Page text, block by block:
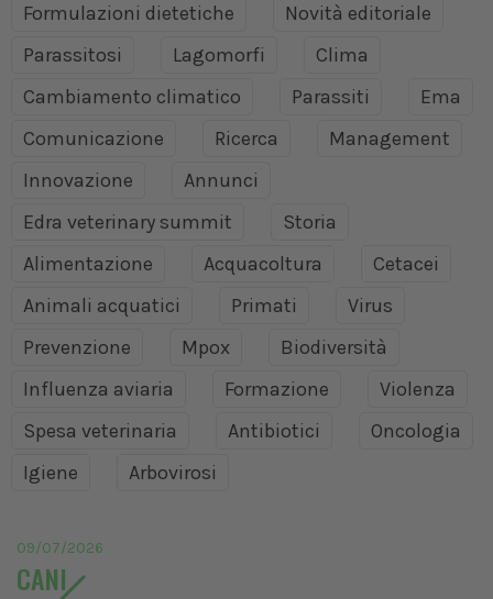
Formulazioni dietetiche
Novità editoriale
Parassitosi
Lagomorfi
Clima
Cambiamento climatico
Parassiti
Ema
Comunicazione
Ricerca
Management
Innovazione
Annunci
Edra veterinary summit
Storia
Alimentazione
Acquacoltura
Cetacei
Animali acquatici
Primati
Virus
Prevenzione
Mpox
Biodiversità
Influenza aviaria
Formazione
Violenza
Spesa veterinaria
Antibiotici
Oncologia
Igiene
Arbovirosi
09/07/2026
CANI